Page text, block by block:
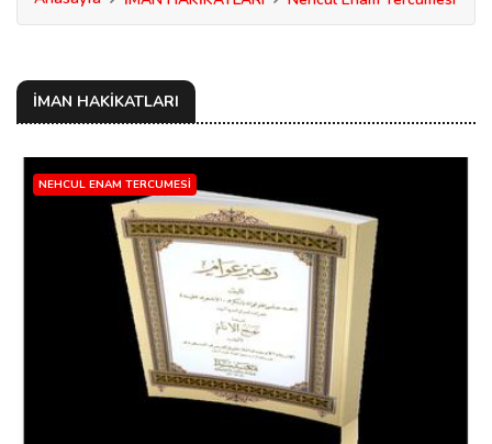
İMAN HAKİKATLARI
NEHCUL ENAM TERCUMESI